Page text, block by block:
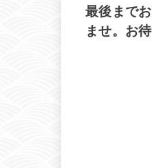
最後まで
ませ。お